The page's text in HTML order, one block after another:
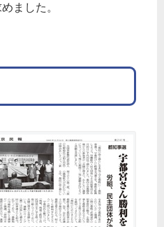
ました。